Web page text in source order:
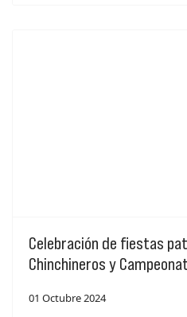
Celebración de fiestas
Chinchineros y
01 Octubre 2024